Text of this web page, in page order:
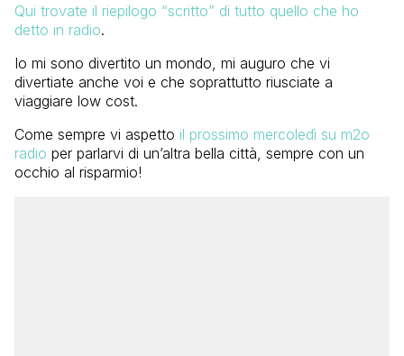
Qui trovate il riepilogo “scritto” di tutto quello che ho
detto in radio.
Io mi sono divertito un mondo, mi auguro che vi
divertiate anche voi e che soprattutto riusciate a
viaggiare low cost.
Come sempre vi aspetto il prossimo mercoledì su m2o
radio per parlarvi di un’altra bella città, sempre con un
occhio al risparmio!